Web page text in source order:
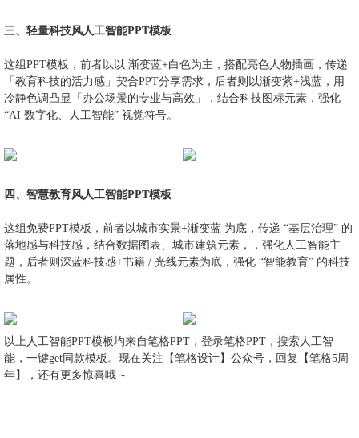
三、轻量科技风人工智能PPT模板
这组PPT模板，前者以以 渐变蓝+白色为主，搭配亮色人物插画，传递
「教育科技的活力感」契合PPT分享需求，后者则以渐变紫+浅蓝，用
冷静色调凸显「办公场景的专业与高效」，结合科技图标元素，强化
“AI 数字化、人工智能” 视觉符号。
四、智慧教育风人工智能PPT模板
这组免费PPT模板，前者以城市实景+渐变蓝 为底，传递 “基层治理” 的
落地感与科技感，结合数据图表、城市建筑元素，，强化人工智能主
题，后者则深蓝科技感+书籍 / 光线元素为底，强化 “智能教育” 的科技
属性。
以上人工智能PPT模板均来自笔格PPT，登录笔格PPT，搜索人工智
能，一键get同款模板。现在关注【笔格设计】公众号，回复【笔格5周
年】，还有更多惊喜哦～